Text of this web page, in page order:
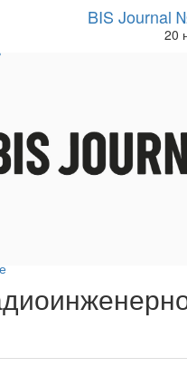
BIS Journal
20